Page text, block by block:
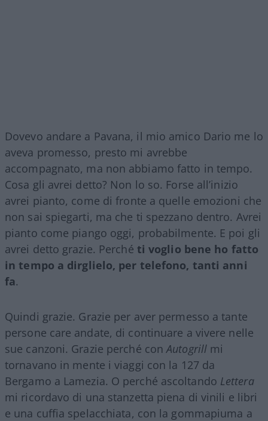
Dovevo andare a Pavana, il mio amico Dario me lo
aveva promesso, presto mi avrebbe
accompagnato, ma non abbiamo fatto in tempo.
Cosa gli avrei detto? Non lo so. Forse all’inizio
avrei pianto, come di fronte a quelle emozioni che
non sai spiegarti, ma che ti spezzano dentro. Avrei
pianto come piango oggi, probabilmente. E poi gli
avrei detto grazie. Perché ti voglio bene ho fatto
in tempo a dirglielo, per telefono, tanti anni
fa.
Quindi grazie. Grazie per aver permesso a tante
persone care andate, di continuare a vivere nelle
sue canzoni. Grazie perché conAutogrill mi
tornavano in mente i viaggi con la 127 da
Bergamo a Lamezia. O perché ascoltando Lettera
mi ricordavo di una stanzetta piena di vinili e libri
e una cuffia spelacchiata, con la gommapiuma a